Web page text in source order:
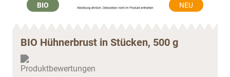
NEU
BIO
BIO Hühnerbrust in Stücken, 500 g